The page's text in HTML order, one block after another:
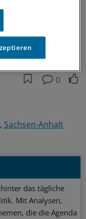
Netzwerk, das
sich
0
Sachsen-Anhalt
das tägliche
Mit Analysen,
die die Agenda